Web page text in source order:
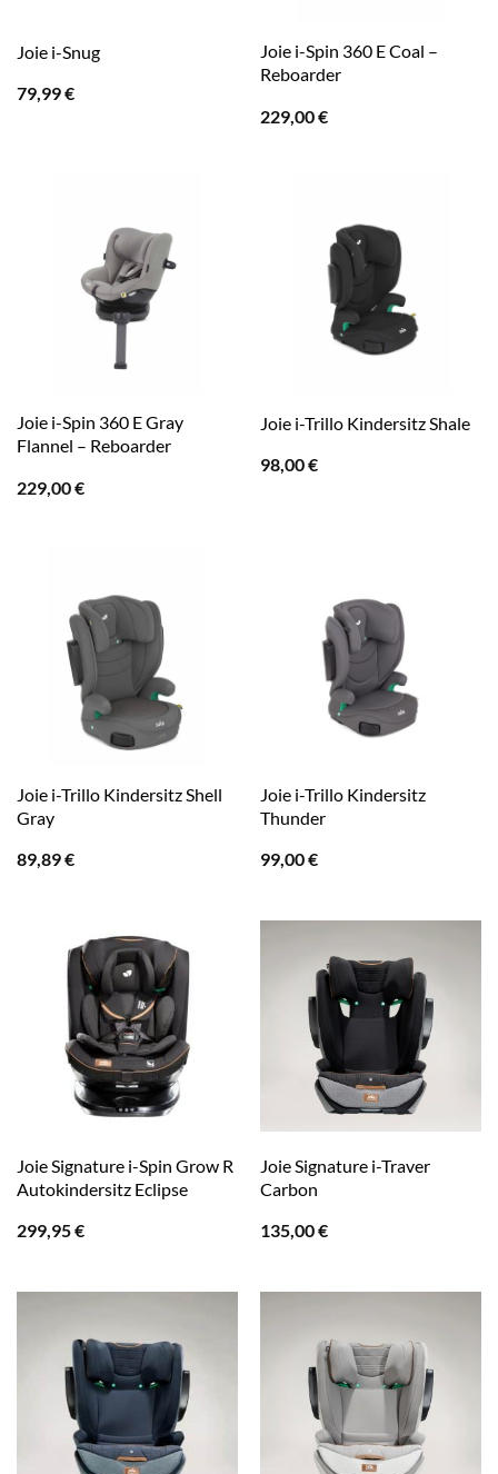
Joie i-Snug
79,99€
Joie i-Spin 360 E Coal –
Reboarder
229,00€
Joie i-Spin 360 E Gray
Flannel – Reboarder
229,00€
Joie i-Trillo Kindersitz Shale
98,00€
Joie i-Trillo Kindersitz Shell
Gray
89,89€
Joie i-Trillo Kindersitz
Thunder
99,00€
Joie Signature i-Spin Grow R
Autokindersitz Eclipse
299,95€
Joie Signature i-Traver
Carbon
135,00€